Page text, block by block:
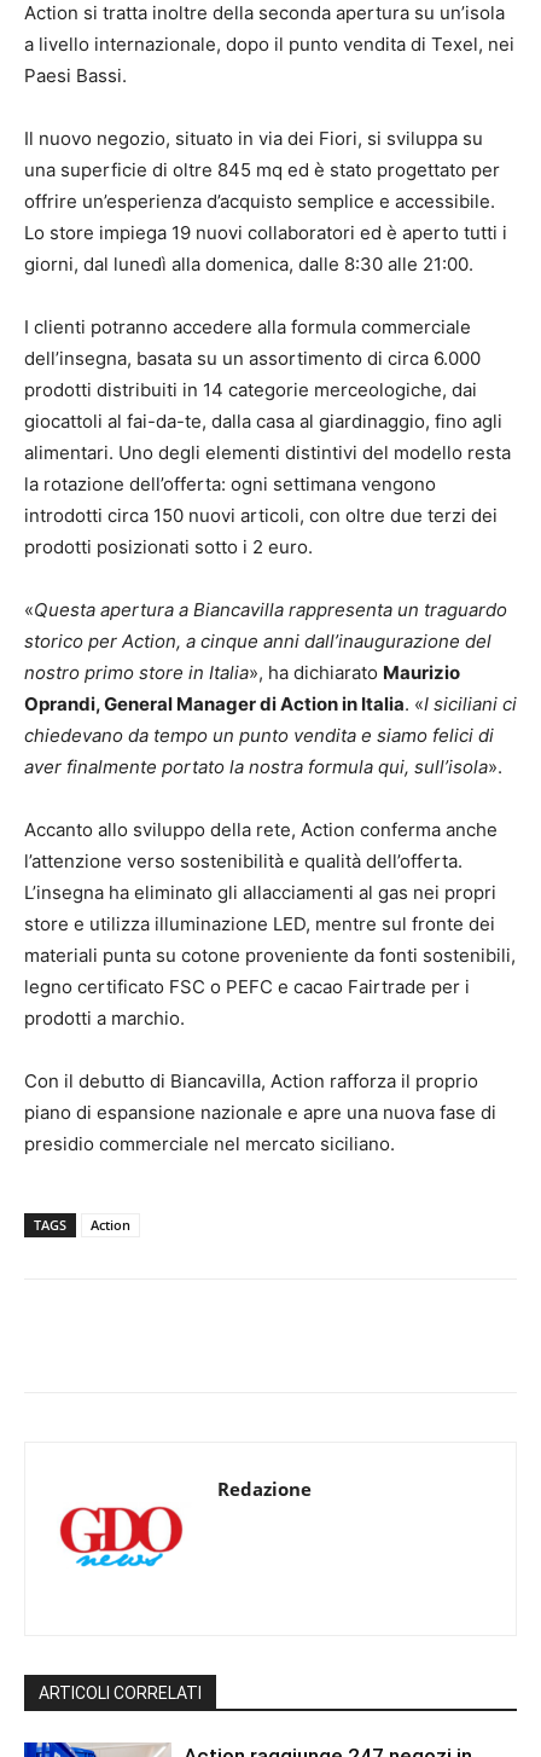
Action si tratta inoltre della seconda apertura su un’isola
a livello internazionale, dopo il punto vendita di Texel, nei
Paesi Bassi.
Il nuovo negozio, situato in via dei Fiori, si sviluppa su
una superficie di oltre 845 mq ed è stato progettato per
offrire un’esperienza d’acquisto semplice e accessibile.
Lo store impiega 19 nuovi collaboratori ed è aperto tutti i
giorni, dal lunedì alla domenica, dalle 8:30 alle 21:00.
I clienti potranno accedere alla formula commerciale
dell’insegna, basata su un assortimento di circa 6.000
prodotti distribuiti in 14 categorie merceologiche, dai
giocattoli al fai-da-te, dalla casa al giardinaggio, fino agli
alimentari. Uno degli elementi distintivi del modello resta
la rotazione dell’offerta: ogni settimana vengono
introdotti circa 150 nuovi articoli, con oltre due terzi dei
prodotti posizionati sotto i 2 euro.
«Questa apertura a Biancavilla rappresenta un traguardo
storico per Action, a cinque anni dall’inaugurazione del
nostro primo store in Italia», ha dichiarato Maurizio
Oprandi, General Manager di Action in Italia. «I siciliani ci
chiedevano da tempo un punto vendita e siamo felici di
aver finalmente portato la nostra formula qui, sull’isola».
Accanto allo sviluppo della rete, Action conferma anche
l’attenzione verso sostenibilità e qualità dell’offerta.
L’insegna ha eliminato gli allacciamenti al gas nei propri
store e utilizza illuminazione LED, mentre sul fronte dei
materiali punta su cotone proveniente da fonti sostenibili,
legno certificato FSC o PEFC e cacao Fairtrade per i
prodotti a marchio.
Con il debutto di Biancavilla, Action rafforza il proprio
piano di espansione nazionale e apre una nuova fase di
presidio commerciale nel mercato siciliano.
TAGS Action
Redazione
ARTICOLI CORRELATI